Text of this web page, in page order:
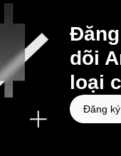
dõi
loại
Đăng ký